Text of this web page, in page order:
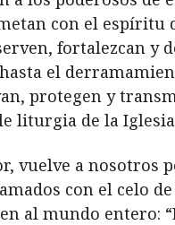
con el espíritu
fortalezcan y
el
protegen y
liturgia de la Iglesia
vuelve a nosotros
con el celo
al mundo entero: